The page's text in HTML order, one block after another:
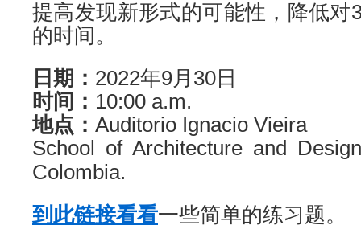
提高发现新形式的可能性，降低对
的时间。
日期： 2022年9月30日
时间： 10:00 a.m.
地点： Auditorio Ignacio Vieira
School of Architecture and
Colombia.
到 此链接看看一些简单的练习题。